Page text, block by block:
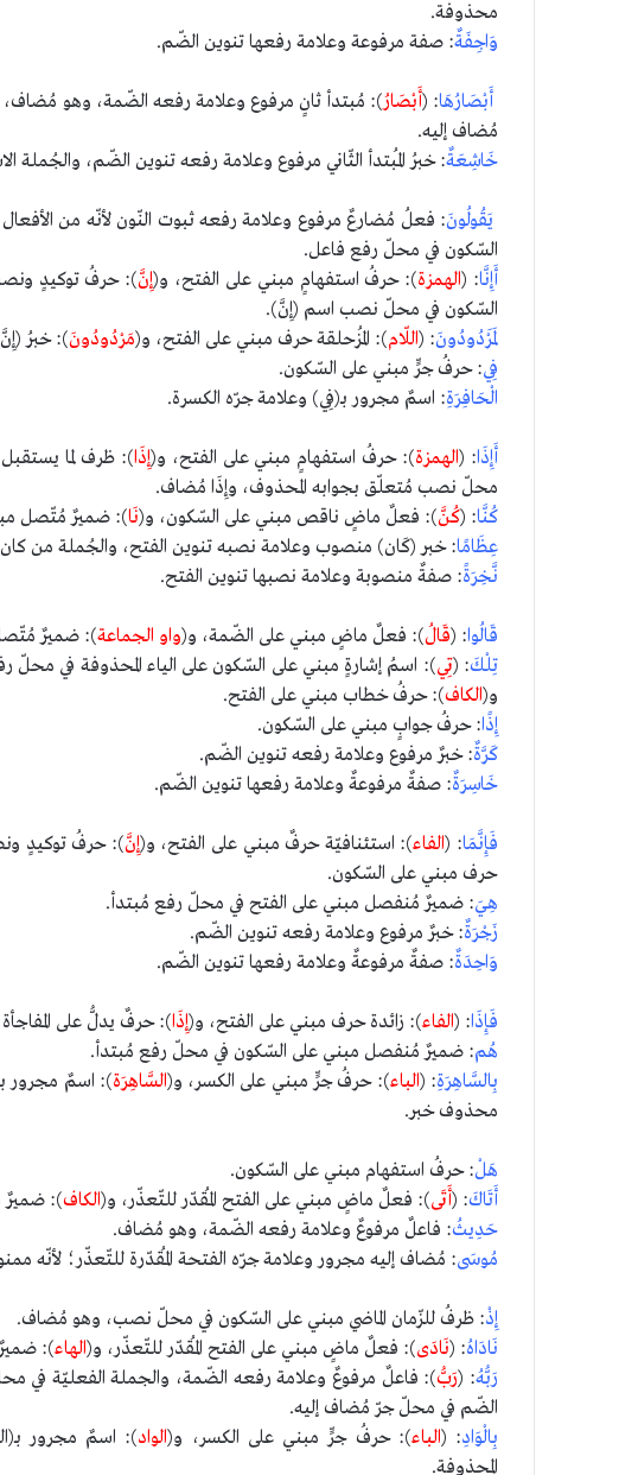
محذوفة.
وَاجِفَةٌ: صفة مرفوعة وعلامة رفعها تنوين الضّم.
أَبْصَارُهَا: (أَبْصَارُ): مُبتدأ ثانٍ مرفوع وعلامة رفعه الضّمة، وهو
مُضاف إليه.
خَاشِعَةٌ: خبرُ المُبتدأ الثّاني مرفوع وعلامة رفعه تنوين الضّم، والجُملة
يَقُولُونَ: فعلُ مُضارعٌ مرفوع وعلامة رفعه ثبوت النّون لأنّه من
السّكون في محلّ رفع فاعل.
أَإِنَّا: (الهمزة): حرفُ استفهامٍ مبني على الفتح، و(إِنَّ): حرفُ توكيدٍ
السّكون في محلّ نصب اسم (إِنَّ).
لَمَرْدُودُونَ: (اللّام): المُزحلقة حرف مبني على الفتح، و(مَرْدُودُونَ): خبرُ
فِي: حرفُ جرٍّ مبني على السّكون.
الْحَافِرَةِ: اسمٌ مجرور بـ(فِي) وعلامة جرّه الكسرة.
أَإِذَا: (الهمزة): حرفُ استفهامٍ مبني على الفتح، و(إِذَا): ظرف لما
محلّ نصب مُتعلّق بجوابه المحذوف، وإِذَا مُضاف.
كُنَّا: (كُنَّ): فعلٌ ماضٍ ناقص مبني على السّكون، و(نَا): ضميرٌ مُتّصل
عِظَامًا: خبر (كَان) منصوب وعلامة نصبه تنوين الفتح، والجُملة من
نَّخِرَةً: صفةٌ منصوبة وعلامة نصبها تنوين الفتح.
قَالُوا: (قَالُ): فعلٌ ماضٍ مبني على الضّمة، و(واو الجماعة): ضميرٌ
تِلْكَ: (تِي): اسمُ إشارةٍ مبني على السّكون على الياء المحذوفة في محلّ
و(الكاف): حرفُ خطاب مبني على الفتح.
إِذًا: حرفُ جوابٍ مبني على السّكون.
كَرَّةٌ: خبرٌ مرفوع وعلامة رفعه تنوين الضّم.
خَاسِرَةٌ: صفةٌ مرفوعةٌ وعلامة رفعها تنوين الضّم.
فَإِنَّمَا: (الفاء): استئنافيّة حرفٌ مبني على الفتح، و(إِنَّ): حرفُ توكيدٍ
حرف مبني على السّكون.
هِيَ: ضميرٌ مُنفصل مبني على الفتح في محلّ رفع مُبتدأ.
زَجْرَةٌ: خبرٌ مرفوع وعلامة رفعه تنوين الضّم.
وَاحِدَةٌ: صفةٌ مرفوعةٌ وعلامة رفعها تنوين الضّم.
فَإِذَا: (الفاء): زائدة حرف مبني على الفتح، و(إِذَا): حرفٌ يدلُّ على
هُم: ضميرٌ مُنفصل مبني على السّكون في محلّ رفع مُبتدأ.
بِالسَّاهِرَةِ: (الباء): حرفُ جرٍّ مبني على الكسر، و(السَّاهِرَة): اسمٌ مجرور
محذوف خبر.
هَلْ: حرفُ استفهام مبني على السّكون.
أَتَاكَ: (أَتَى): فعلٌ ماضٍ مبني على الفتح المُقدّر للتّعذّر، و(الكاف): ضميرٌ
حَدِيثُ: فاعلٌ مرفوعٌ وعلامة رفعه الضّمة، وهو مُضاف.
مُوسَى: مُضاف إليه مجرور وعلامة جرّه الفتحة المُقدّرة للتّعذّر؛ لأنّه
إِذْ: ظرفُ للزّمان الماضي مبني على السّكون في محلّ نصب، وهو مُضاف.
نَادَاهُ: (نَادَى): فعلٌ ماضٍ مبني على الفتح المُقدّر للتّعذّر، و(الهاء):
رَبُّهُ: (رَبُّ): فاعلٌ مرفوعٌ وعلامة رفعه الضّمة، والجملة الفعليّة في
الضّم في محلّ جرّ مُضاف إليه.
بِالْوَادِ: (الباء): حرفُ جرٍّ مبني على الكسر، و(الواد): اسمٌ مجرور
المحذوفة.